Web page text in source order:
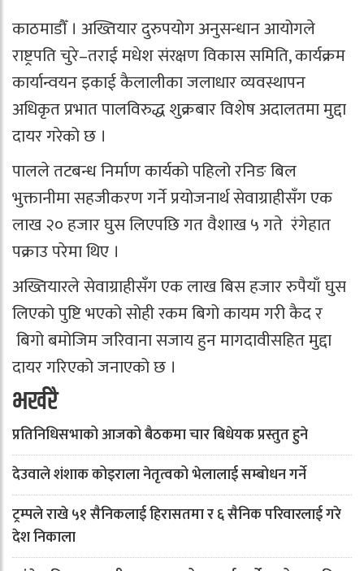
काठमाडौँ । अख्तियार दुरुपयोग अनुसन्धान आयोगले
राष्ट्रपति चुरे–तराई मधेश संरक्षण विकास समिति, कार्यक्रम
कार्यान्वयन इकाई कैलालीका जलाधार व्यवस्थापन
अधिकृत प्रभात पालविरुद्ध शुक्रबार विशेष अदालतमा मुद्दा
दायर गरेको छ ।
पालले तटबन्ध निर्माण कार्यको पहिलो रनिङ बिल
भुक्तानीमा सहजीकरण गर्ने प्रयोजनार्थ सेवाग्राहीसँग एक
लाख २० हजार घुस लिएपछि गत वैशाख ५ गते रंगेहात
पक्राउ परेमा थिए ।
अख्तियारले सेवाग्राहीसँग एक लाख बिस हजार रुपैयाँ घुस
लिएको पुष्टि भएको सोही रकम बिगो कायम गरी कैद र
बिगो बमोजिम जरिवाना सजाय हुन मागदावीसहित मुद्दा
दायर गरिएको जनाएको छ ।
भर्खरै
प्रतिनिधिसभाको आजको बैठकमा चार बिधेयक प्रस्तुत हुने
देउवाले शंशाक कोइराला नेतृत्वको भेलालाई सम्बोधन गर्ने
ट्रम्पले राखे ५१ सैनिकलाई हिरासतमा र ६ सैनिक परिवारलाई गरे
देश निकाला